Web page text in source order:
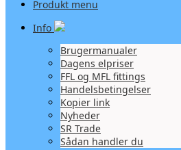
Produkt menu
Info
Brugermanualer
Dagens elpriser
FFL og MFL fittings
Handelsbetingelser
Kopier link
Nyheder
SR Trade
Sådan handler du